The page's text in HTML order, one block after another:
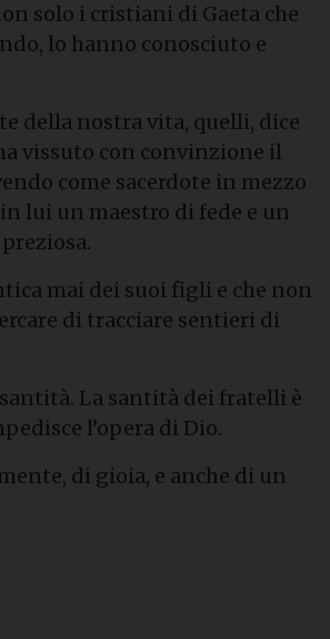
solo i cristiani di Gaeta che
lo hanno conosciuto e
della nostra vita, quelli, dice
vissuto con convinzione il
come sacerdote in mezzo
lui un maestro di fede e un
mai dei suoi figli e che non
di tracciare sentieri di
La santità dei fratelli è
l’opera di Dio.
di gioia, e anche di un